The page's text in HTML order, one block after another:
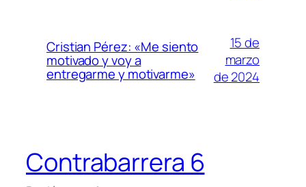
Cristian Pérez: «Me siento
motivado y voy a
entregarme y motivarme»
15 de
marzo
de 2024
Contrabarrera 6